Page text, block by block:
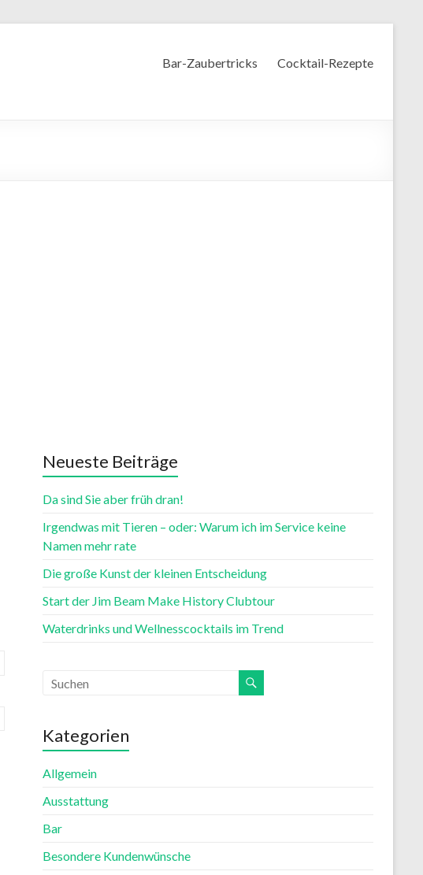
Bar-Zaubertricks Cocktail-Rezepte
Neueste Beiträge
Da sind Sie aber früh dran!
Irgendwas mit Tieren – oder: Warum ich im Service keine
Namen mehr rate
Die große Kunst der kleinen Entscheidung
Start der Jim Beam Make History Clubtour
Waterdrinks und Wellnesscocktails im Trend
Kategorien
Allgemein
Ausstattung
Bar
Besondere Kundenwünsche